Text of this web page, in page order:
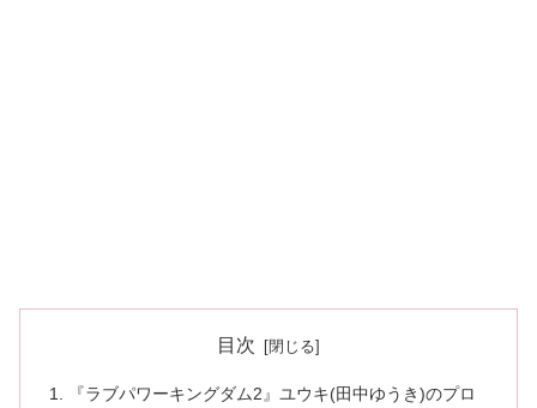
目次
『ラブパワーキングダム2』ユウキ(田中ゆうき)のプロ